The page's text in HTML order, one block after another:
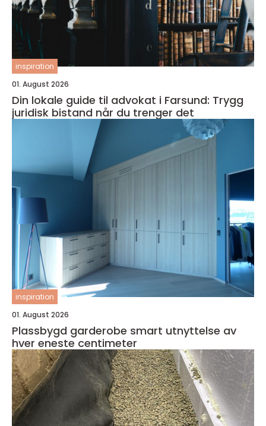
inspiration
01. August 2026
Din lokale guide til advokat i Farsund: Trygg
juridisk bistand når du trenger det
inspiration
01. August 2026
Plassbygd garderobe smart utnyttelse av
hver eneste centimeter